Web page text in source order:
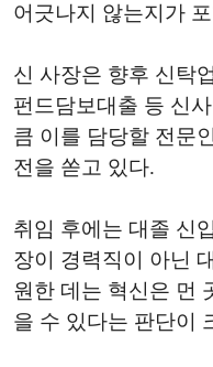
어긋나지 않는지가
신 사장은 향후 신탁
펀드담보대출 등 신
큼 이를 담당할 전문
전을 쏟고 있다.
취임 후에는 대졸 신
장이 경력직이 아닌
원한 데는 혁신은 먼
을 수 있다는 판단이